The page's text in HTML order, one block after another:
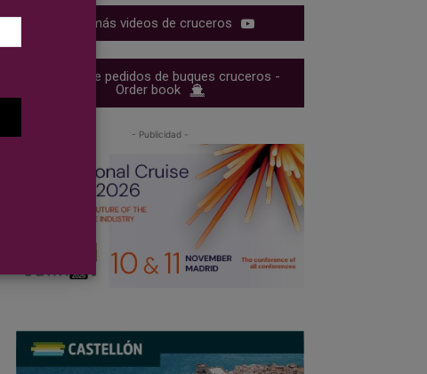
Ver más videos de cruceros
Cartera de pedidos de buques cruceros -
Order book
- Publicidad -